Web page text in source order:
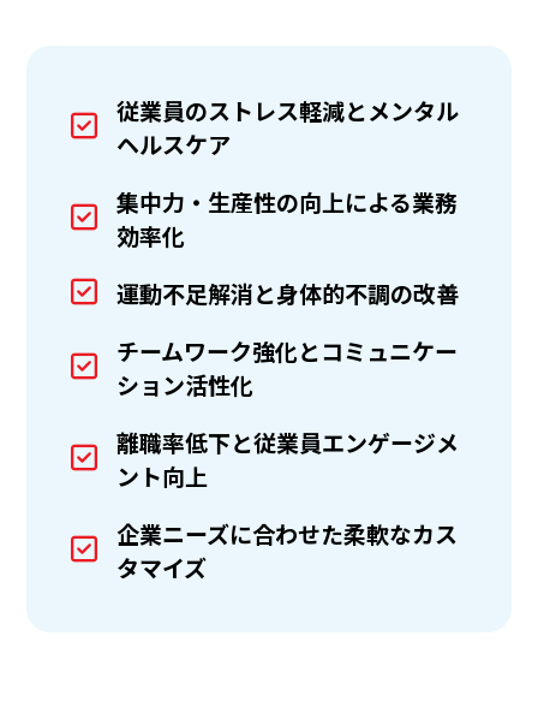
従業員のストレス軽減とメンタル
ヘルスケア
集中力・生産性の向上による業務
効率化
運動不足解消と身体的不調の改善
チームワーク強化とコミュニケー
ション活性化
離職率低下と従業員エンゲージメ
ント向上
企業ニーズに合わせた柔軟なカス
タマイズ